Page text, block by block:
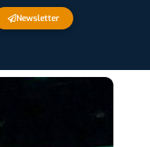
Newsletter